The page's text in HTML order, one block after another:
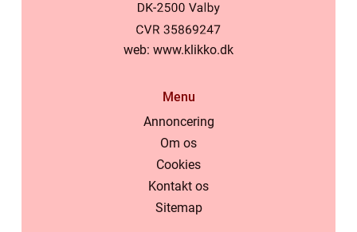
web: www.klikko.dk
Menu
Annoncering
Om os
Cookies
Kontakt os
Sitemap